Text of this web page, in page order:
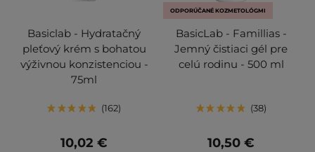
Basiclab - Hydratačný
pleťový krém s bohatou
výživnou konzistenciou -
75ml
162
10,02 €
ODPORÚČANÉ KOZMETOLÓGMI
BasicLab - Famillias -
Jemný čistiaci gél pre
celú rodinu - 500 ml
38
10,50 €